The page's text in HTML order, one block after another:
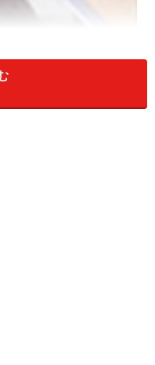
ションツール。しか